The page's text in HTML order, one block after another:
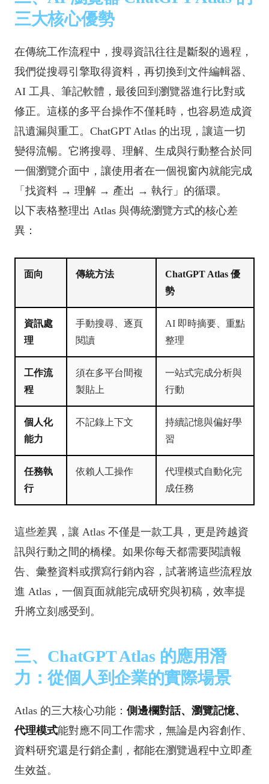
三大核心優勢
在傳統工作流程中，搜尋資訊往往是斷裂的過程，
我們從搜尋引擎取得資料，再切換到文件編輯器、
AI 工具、筆記軟體，最後回到瀏覽器進行比對或
修正。這樣的多平台操作不僅耗時，也容易造成資
訊遺漏與重工。ChatGPT Atlas 的出現，讓這一切
變得流暢。它將搜尋、理解、生成與行動整合於同
一個瀏覽介面中，讓使用者在一個視窗內就能完成
「找資料 → 理解 → 產出 → 執行」的循環。
以下表格整理出 Atlas 與傳統瀏覽方式的核心差
異：
面向 傳統方法
ChatGPT Atlas 優
勢
資訊處
理
手動搜尋、逐頁
閱讀
AI 即時摘要、重點
整理
工作流
程
須在多平台間複
製貼上
一站式完成分析與
行動
個人化
能力
不記錄上下文
持續記憶與偏好學
習
任務執
行
依賴人工操作
代理模式自動化完
成任務
這些差異，讓 Atlas 不僅是一款工具，更是跨越資
訊與行動之間的橋樑。如果你每天都需要閱讀報
告、彙整資料或撰寫行銷內容，試著將這些流程放
進 Atlas，一個頁面就能完成研究與初稿，效率提
升將立刻感受到。
三、ChatGPT Atlas 的應用潛
力：從個人到企業的實際場景
Atlas 的三大核心功能： 側邊欄對話、瀏覽記憶、
代理模式能對應不同工作需求，無論是內容創作、
資料研究還是行銷企劃，都能在瀏覽過程中立即產
生效益。